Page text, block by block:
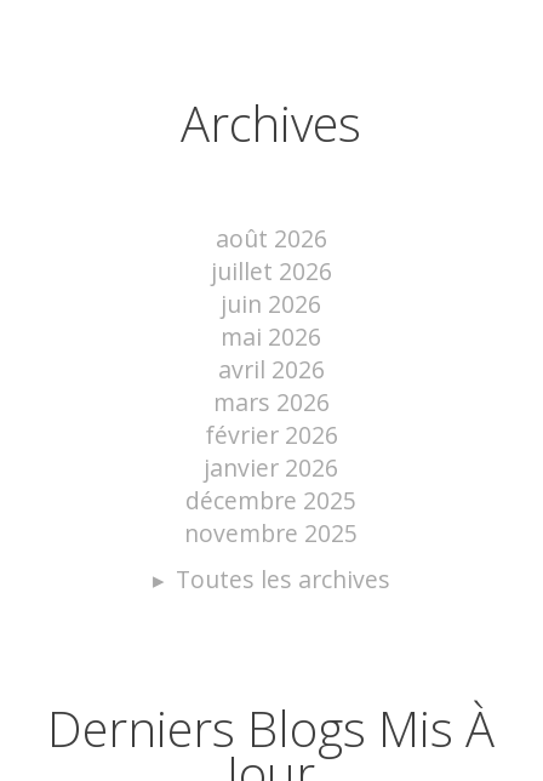
Archives
août 2026
juillet 2026
juin 2026
mai 2026
avril 2026
mars 2026
février 2026
janvier 2026
décembre 2025
novembre 2025
Toutes les archives
Derniers Blogs Mis À